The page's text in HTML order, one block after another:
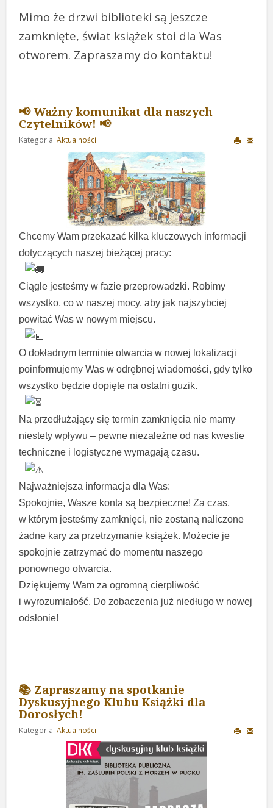
Mimo że drzwi biblioteki są jeszcze
zamknięte, świat książek stoi dla Was
otworem. Zapraszamy do kontaktu!
📢 Ważny komunikat dla naszych
Czytelników! 📢
Kategoria: Aktualności
Chcemy Wam przekazać kilka kluczowych informacji
dotyczących naszej bieżącej pracy:
Ciągle jesteśmy w fazie przeprowadzki. Robimy
wszystko, co w naszej mocy, aby jak najszybciej
powitać Was w nowym miejscu.
O dokładnym terminie otwarcia w nowej lokalizacji
poinformujemy Was w odrębnej wiadomości, gdy tylko
wszystko będzie dopięte na ostatni guzik.
Na przedłużający się termin zamknięcia nie mamy
niestety wpływu – pewne niezależne od nas kwestie
techniczne i logistyczne wymagają czasu.
Najważniejsza informacja dla Was:
Spokojnie, Wasze konta są bezpieczne! Za czas,
w którym jesteśmy zamknięci, nie zostaną naliczone
żadne kary za przetrzymanie książek. Możecie je
spokojnie zatrzymać do momentu naszego
ponownego otwarcia.
Dziękujemy Wam za ogromną cierpliwość
i wyrozumiałość. Do zobaczenia już niedługo w nowej
odsłonie!
📚 Zapraszamy na spotkanie
Dyskusyjnego Klubu Książki dla
Dorosłych!
Kategoria: Aktualności